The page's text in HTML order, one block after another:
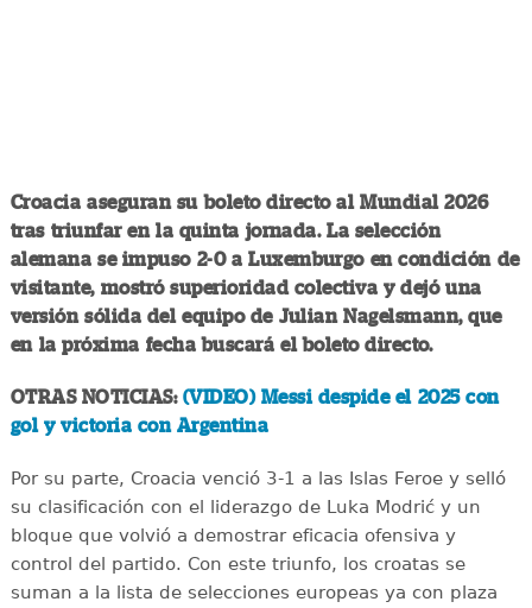
Croacia aseguran su boleto directo al Mundial 2026
tras triunfar en la quinta jornada. La selección
alemana se impuso 2-0 a Luxemburgo en condición de
visitante, mostró superioridad colectiva y dejó una
versión sólida del equipo de Julian Nagelsmann, que
en la próxima fecha buscará el boleto directo.
OTRAS NOTICIAS: (VIDEO) Messi despide el 2025 con
gol y victoria con Argentina
Por su parte, Croacia venció 3-1 a las Islas Feroe y selló
su clasificación con el liderazgo de Luka Modrić y un
bloque que volvió a demostrar eficacia ofensiva y
control del partido. Con este triunfo, los croatas se
suman a la lista de selecciones europeas ya con plaza